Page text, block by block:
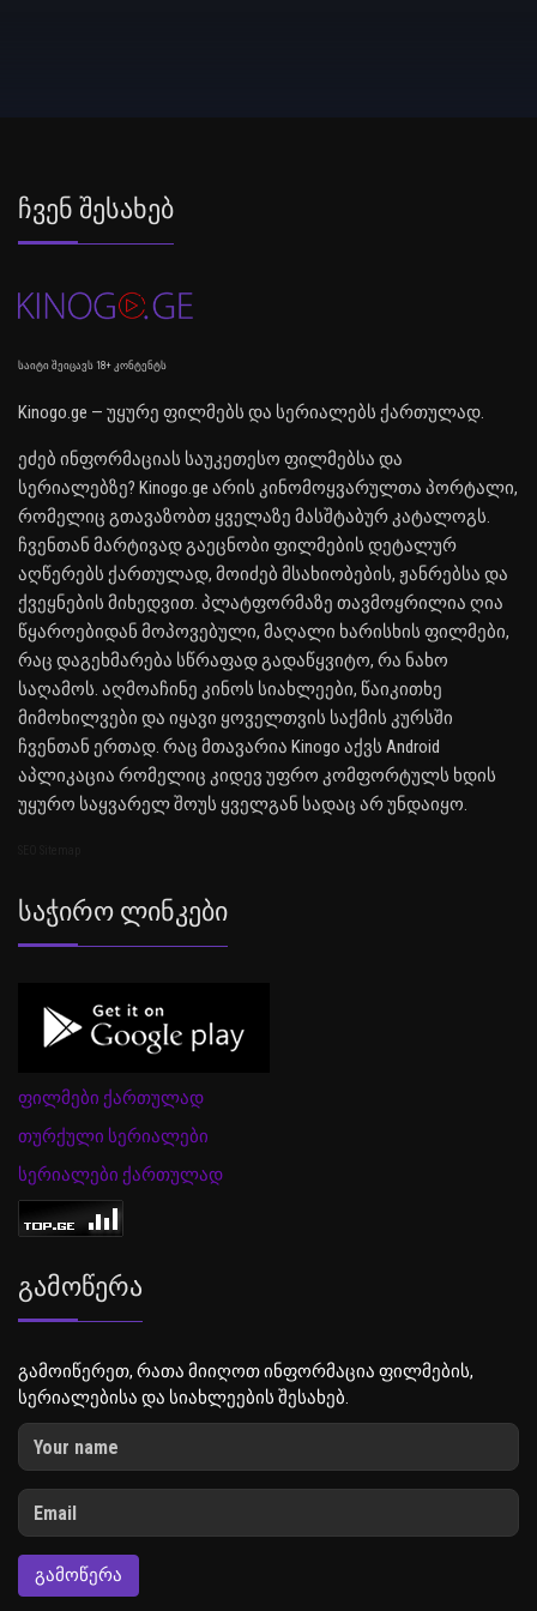
Ჩვენ Შესახებ
საიტი შეიცავს 18+ კონტენტს
Kinogo.ge — უყურე ფილმებს და სერიალებს ქართულად.
ეძებ ინფორმაციას საუკეთესო ფილმებსა და
სერიალებზე? Kinogo.ge არის კინომოყვარულთა პორტალი,
რომელიც გთავაზობთ ყველაზე მასშტაბურ კატალოგს.
ჩვენთან მარტივად გაეცნობი ფილმების დეტალურ
აღწერებს ქართულად, მოიძებ მსახიობების, ჟანრებსა და
ქვეყნების მიხედვით. პლატფორმაზე თავმოყრილია ღია
წყაროებიდან მოპოვებული, მაღალი ხარისხის ფილმები,
რაც დაგეხმარება სწრაფად გადაწყვიტო, რა ნახო
საღამოს. აღმოაჩინე კინოს სიახლეები, წაიკითხე
მიმოხილვები და იყავი ყოველთვის საქმის კურსში
ჩვენთან ერთად. რაც მთავარია Kinogo აქვს Android
აპლიკაცია რომელიც კიდევ უფრო კომფორტულს ხდის
უყურო საყვარელ შოუს ყველგან სადაც არ უნდაიყო.
Საჭირო Ლინკები
ფილმები ქართულად
თურქული სერიალები
სერიალები ქართულად
Გამოწერა
გამოიწერეთ, რათა მიიღოთ ინფორმაცია ფილმების,
სერიალებისა და სიახლეების შესახებ.
ᲒᲐᲛᲝᲬᲔᲠᲐ